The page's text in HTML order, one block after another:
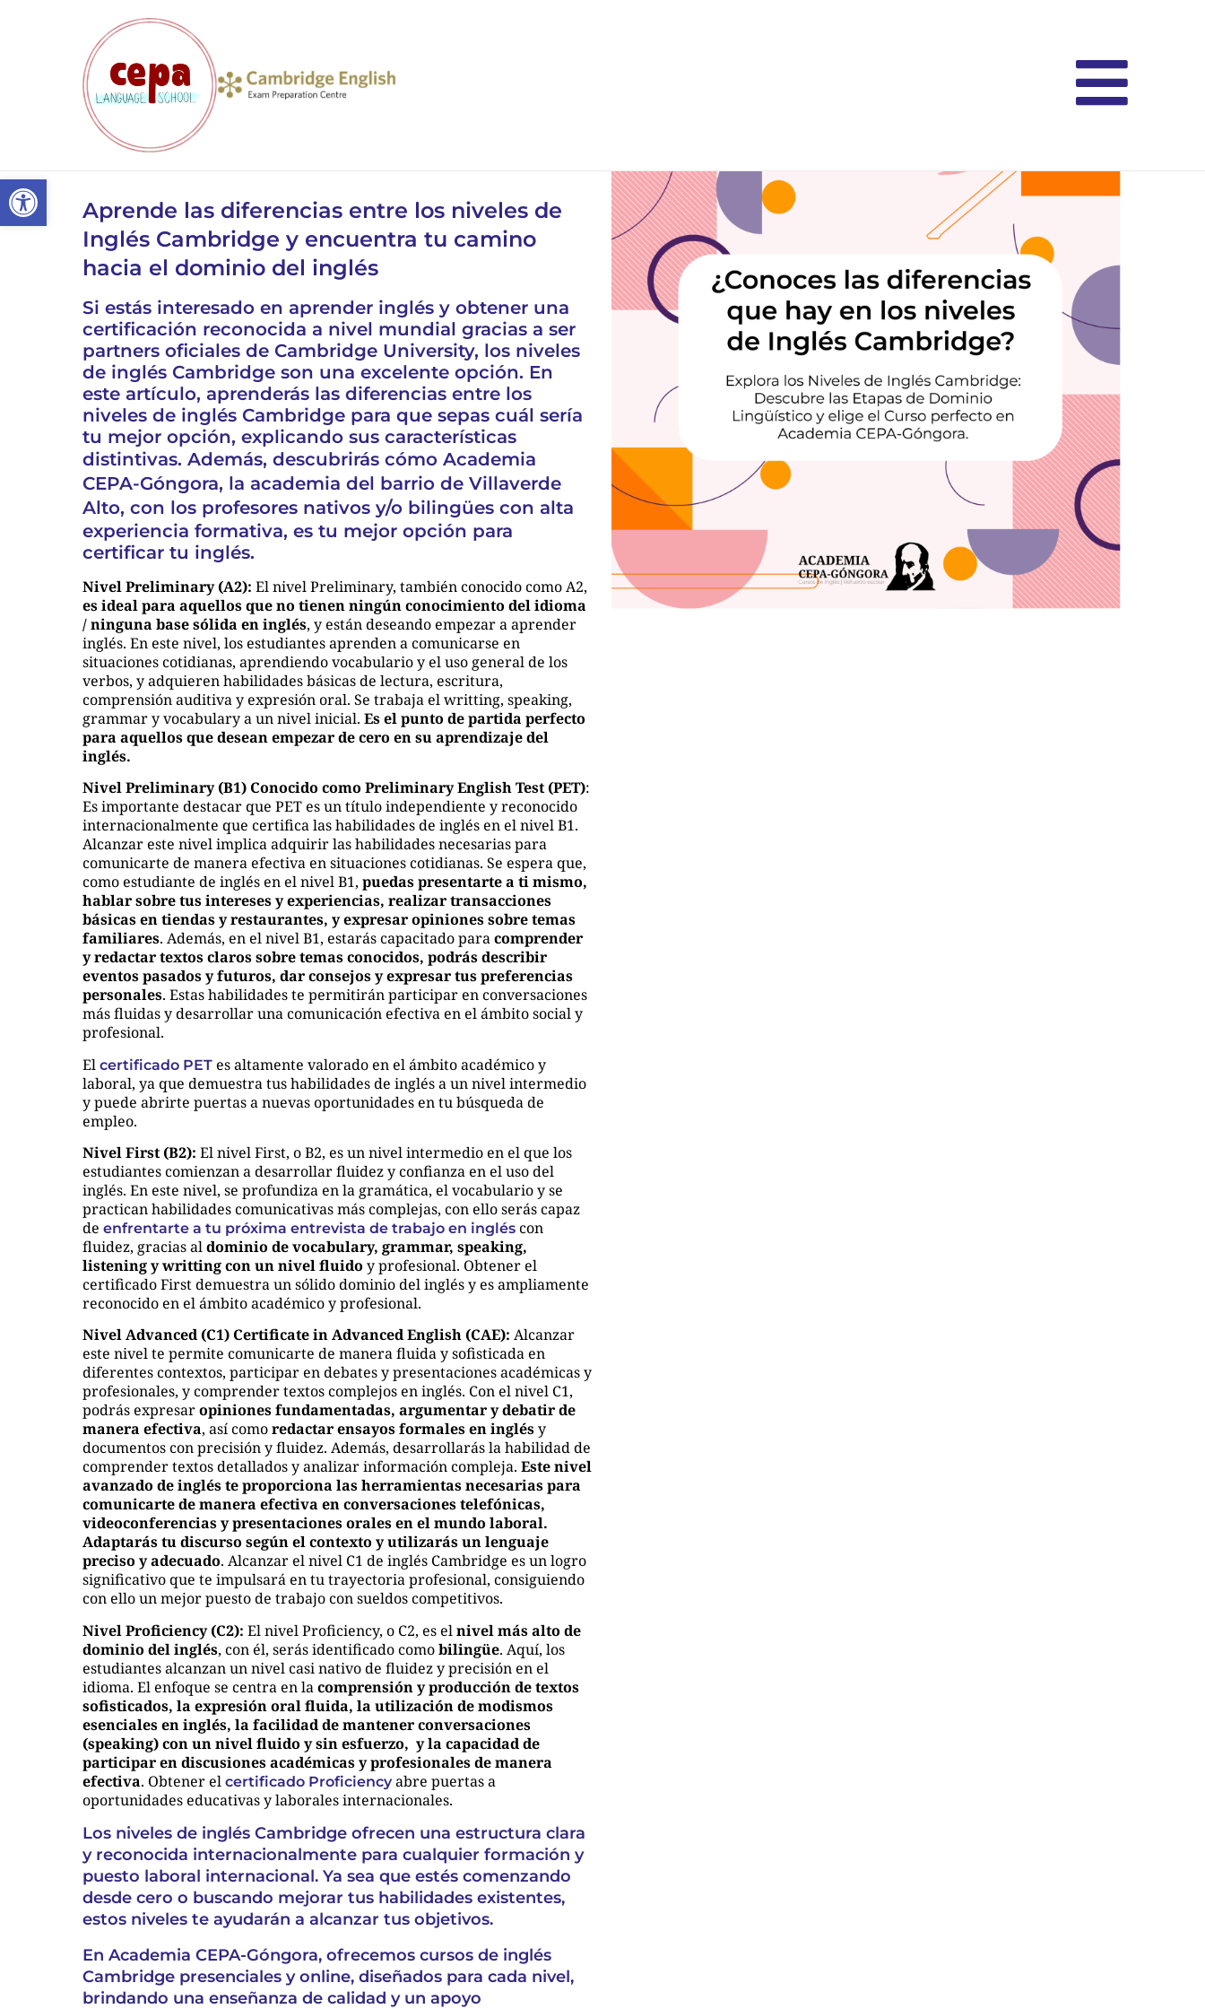
Abrir barra de herramientas
Aprende las diferencias entre los niveles de
Inglés Cambridge y encuentra tu camino
hacia el dominio del inglés
Si estás interesado en aprender inglés y obtener una
certificación reconocida a nivel mundial gracias a ser
partners oficiales de Cambridge University, los niveles
de inglés Cambridge son una excelente opción. En
este artículo, aprenderás las diferencias entre los
niveles de inglés Cambridge para que sepas cuál sería
tu mejor opción, explicando sus características
distintivas. Además, descubrirás cómo Academia
CEPA-Góngora, la academia del barrio de Villaverde
Alto, con los profesores nativos y/o bilingües con alta
experiencia formativa, es tu mejor opción para
certificar tu inglés.
Nivel Preliminary (A2): El nivel Preliminary, también conocido como A2,
es ideal para aquellos que no tienen ningún conocimiento del idioma
/ ninguna base sólida en inglés, y están deseando empezar a aprender
inglés. En este nivel, los estudiantes aprenden a comunicarse en
situaciones cotidianas, aprendiendo vocabulario y el uso general de los
verbos, y adquieren habilidades básicas de lectura, escritura,
comprensión auditiva y expresión oral. Se trabaja el writting, speaking,
grammar y vocabulary a un nivel inicial. Es el punto de partida perfecto
para aquellos que desean empezar de cero en su aprendizaje del
inglés.
Nivel Preliminary (B1) Conocido como Preliminary English Test (PET):
Es importante destacar que PET es un título independiente y reconocido
internacionalmente que certifica las habilidades de inglés en el nivel B1.
Alcanzar este nivel implica adquirir las habilidades necesarias para
comunicarte de manera efectiva en situaciones cotidianas. Se espera que,
como estudiante de inglés en el nivel B1, puedas presentarte a ti mismo,
hablar sobre tus intereses y experiencias, realizar transacciones
básicas en tiendas y restaurantes, y expresar opiniones sobre temas
familiares. Además, en el nivel B1, estarás capacitado paracomprender
y redactar textos claros sobre temas conocidos, podrás describir
eventos pasados y futuros, dar consejos y expresar tus preferencias
personales. Estas habilidades te permitirán participar en conversaciones
más fluidas y desarrollar una comunicación efectiva en el ámbito social y
profesional.
El certificado PET es altamente valorado en el ámbito académico y
laboral, ya que demuestra tus habilidades de inglés a un nivel intermedio
y puede abrirte puertas a nuevas oportunidades en tu búsqueda de
empleo.
Nivel First (B2): El nivel First, o B2, es un nivel intermedio en el que los
estudiantes comienzan a desarrollar fluidez y confianza en el uso del
inglés. En este nivel, se profundiza en la gramática, el vocabulario y se
practican habilidades comunicativas más complejas, con ello serás capaz
de enfrentarte a tu próxima entrevista de trabajo en inglés con
fluidez, gracias aldominio de vocabulary, grammar, speaking,
listening y writting con un nivel fluido y profesional. Obtener el
certificado First demuestra un sólido dominio del inglés y es ampliamente
reconocido en el ámbito académico y profesional.
Nivel Advanced (C1) Certificate in Advanced English (CAE): Alcanzar
este nivel te permite comunicarte de manera fluida y sofisticada en
diferentes contextos, participar en debates y presentaciones académicas y
profesionales, y comprender textos complejos en inglés. Con el nivel C1,
podrás expresaropiniones fundamentadas, argumentar y debatir de
manera efectiva, así comoredactar ensayos formales en inglésy
documentos con precisión y fluidez. Además, desarrollarás la habilidad de
comprender textos detallados y analizar información compleja. Este nivel
avanzado de inglés te proporciona las herramientas necesarias para
comunicarte de manera efectiva en conversaciones telefónicas,
videoconferencias y presentaciones orales en el mundo laboral.
Adaptarás tu discurso según el contexto y utilizarás un lenguaje
preciso y adecuado. Alcanzar el nivel C1 de inglés Cambridge es un logro
significativo que te impulsará en tu trayectoria profesional, consiguiendo
con ello un mejor puesto de trabajo con sueldos competitivos.
Nivel Proficiency (C2): El nivel Proficiency, o C2, es elnivel más alto de
dominio del inglés, con él, serás identificado comobilingüe. Aquí, los
estudiantes alcanzan un nivel casi nativo de fluidez y precisión en el
idioma. El enfoque se centra en lacomprensión y producción de textos
sofisticados, la expresión oral fluida, la utilización de modismos
esenciales en inglés, la facilidad de mantener conversaciones
(speaking) con un nivel fluido y sin esfuerzo, y la capacidad de
participar en discusiones académicas y profesionales de manera
efectiva. Obtener el certificado Proficiency abre puertas a
oportunidades educativas y laborales internacionales.
Los niveles de inglés Cambridge ofrecen una estructura clara
y reconocida internacionalmente para cualquier formación y
puesto laboral internacional. Ya sea que estés comenzando
desde cero o buscando mejorar tus habilidades existentes,
estos niveles te ayudarán a alcanzar tus objetivos.
En Academia CEPA-Góngora, ofrecemos cursos de inglés
Cambridge presenciales y online, diseñados para cada nivel,
brindando una enseñanza de calidad y un apoyo